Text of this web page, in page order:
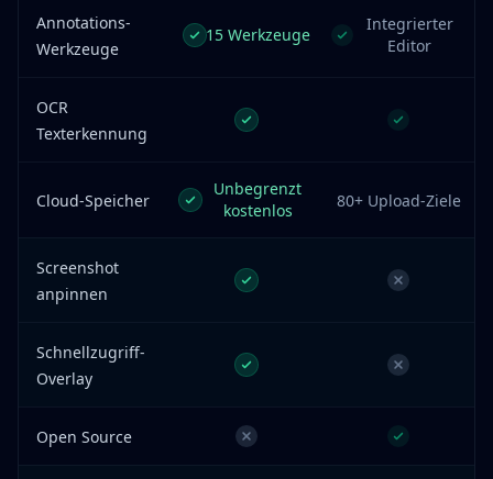
Annotations-
Werkzeuge
15 Werkzeuge
Integrierter
Editor
OCR
Texterkennung
Cloud-Speicher
Unbegrenzt
kostenlos
80+ Upload-Ziele
Screenshot
anpinnen
Schnellzugriff-
Overlay
Open Source